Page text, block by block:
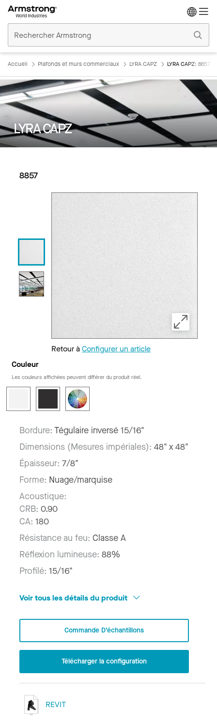
Plafonds
Commerciaux
Accueil Plafonds et murs commerciaux LYRA CAPZ LYRA CAPZ: 8857
LYRA CAPZ
8857
Retour àConfigurer un article
Couleur
Les couleurs affichées peuvent différer du produit réel.
Bordure: Tégulaire inversé 15/16"
Dimensions (Mesures impériales): 48" x 48"
Épaisseur: 7/8"
Forme: Nuage/marquise
Acoustique:
CRB: 0.90
CA: 180
Résistance au feu: Classe A
Réflexion lumineuse: 88%
Profilé: 15/16"
Voir tous les détails du produit
Commande D’échantillons
Télécharger la configuration
REVIT